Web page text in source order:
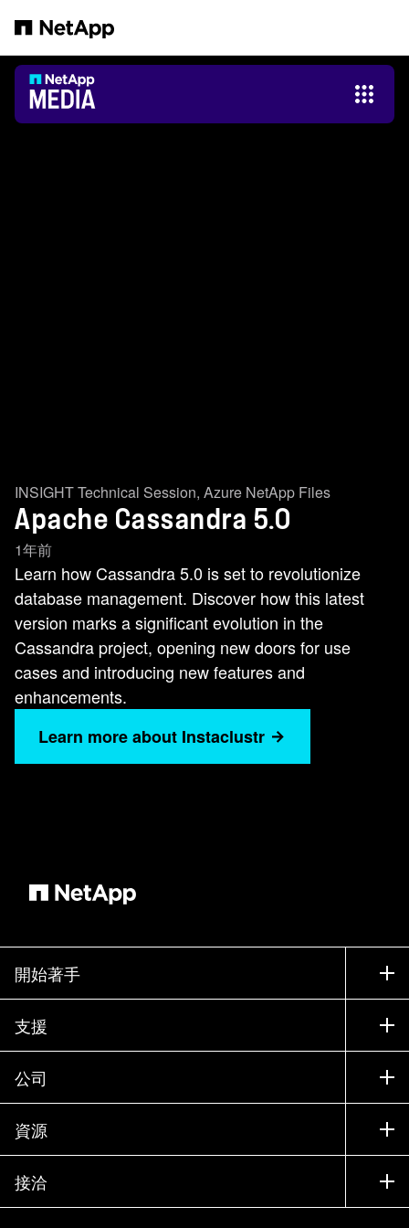
INSIGHT Technical Session, Azure NetApp Files
Apache Cassandra 5.0
1年前
Learn how Cassandra 5.0 is set to revolutionize
database management. Discover how this latest
version marks a significant evolution in the
Cassandra project, opening new doors for use
cases and introducing new features and
enhancements.
Learn more about Instaclustr
開始著手
如何購買
聯絡銷售人員
尋找合作夥伴
試用產品
執行簡報
產品（依英文字母順序排列）
支援
支援
訓練
說明文件
知識庫
社群
公司
公司
合作夥伴
工作機會
資源
新聞
活動
接洽